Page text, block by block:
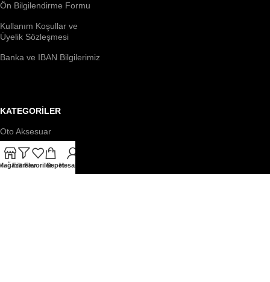
Ön Bilgilendirme Formu
Kullanım Koşullar ve
Üyelik Sözleşmesi
Banka ve IBAN Bilgilerimiz
KATEGORİLER
Oto Aksesuar
Dış Aksesuar
FiltrelerFavorilerSepetHesabım